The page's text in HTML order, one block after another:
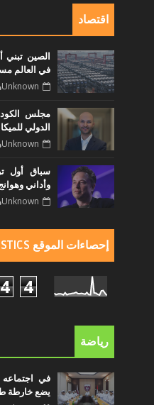
اقتصاد
الصين تبني
في العالم
Unknown
مجلس
الدولي
Unknown
سباق أول
وأداني
Unknown
إحصاءات الموقع STATISTICS
4 4
رياضة
في اجتماعه
يضع خارطة طريق